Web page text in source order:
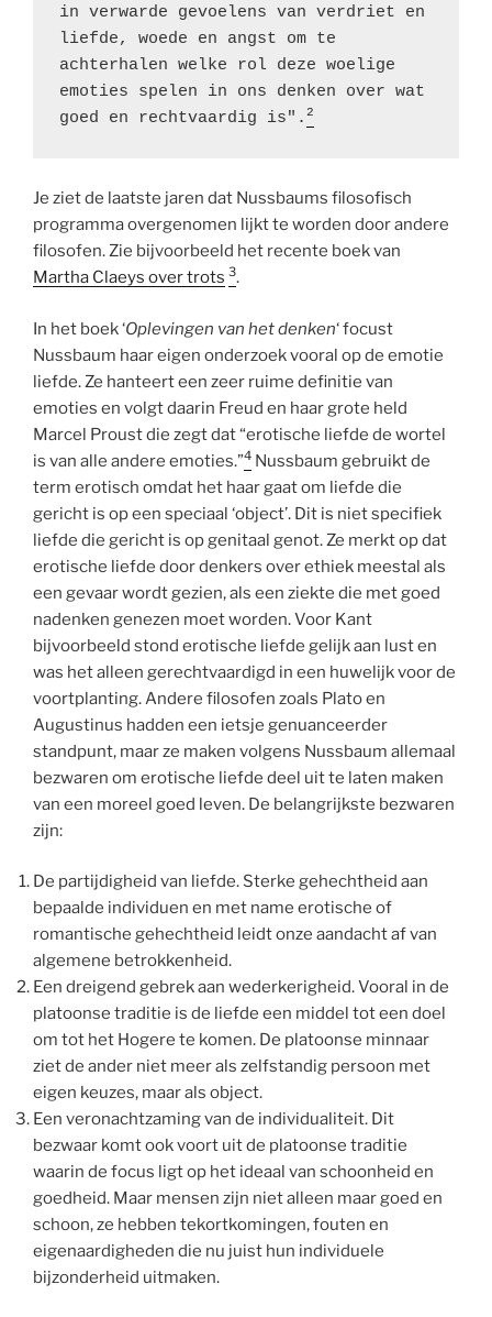
in verwarde gevoelens van verdriet en
liefde, woede en angst om te
achterhalen welke rol deze woelige
emoties spelen in ons denken over wat
goed en rechtvaardig is". 2
Je ziet de laatste jaren dat Nussbaums filosofisch
programma overgenomen lijkt te worden door andere
filosofen. Zie bijvoorbeeld het recente boek van
Martha Claeys over trots 3.
In het boek ‘Oplevingen van het denken‘ focust
Nussbaum haar eigen onderzoek vooral op de emotie
liefde. Ze hanteert een zeer ruime definitie van
emoties en volgt daarin Freud en haar grote held
Marcel Proust die zegt dat “erotische liefde de wortel
is van alle andere emoties.”4 Nussbaum gebruikt de
term erotisch omdat het haar gaat om liefde die
gericht is op een speciaal ‘object’. Dit is niet specifiek
liefde die gericht is op genitaal genot. Ze merkt op dat
erotische liefde door denkers over ethiek meestal als
een gevaar wordt gezien, als een ziekte die met goed
nadenken genezen moet worden. Voor Kant
bijvoorbeeld stond erotische liefde gelijk aan lust en
was het alleen gerechtvaardigd in een huwelijk voor de
voortplanting. Andere filosofen zoals Plato en
Augustinus hadden een ietsje genuanceerder
standpunt, maar ze maken volgens Nussbaum allemaal
bezwaren om erotische liefde deel uit te laten maken
van een moreel goed leven. De belangrijkste bezwaren
zijn:
De partijdigheid van liefde. Sterke gehechtheid aan
bepaalde individuen en met name erotische of
romantische gehechtheid leidt onze aandacht af van
algemene betrokkenheid.
Een dreigend gebrek aan wederkerigheid. Vooral in de
platoonse traditie is de liefde een middel tot een doel
om tot het Hogere te komen. De platoonse minnaar
ziet de ander niet meer als zelfstandig persoon met
eigen keuzes, maar als object.
Een veronachtzaming van de individualiteit. Dit
bezwaar komt ook voort uit de platoonse traditie
waarin de focus ligt op het ideaal van schoonheid en
goedheid. Maar mensen zijn niet alleen maar goed en
schoon, ze hebben tekortkomingen, fouten en
eigenaardigheden die nu juist hun individuele
bijzonderheid uitmaken.